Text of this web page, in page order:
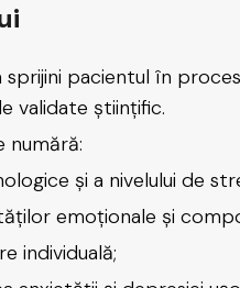
sprijini pacientul în
validate științific.
numără:
și a nivelului de
emoționale și
individuală;